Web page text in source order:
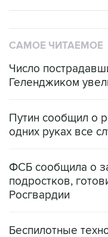
САМОЕ ЧИТАЕМОЕ
Число
Геленджиком
Путин сообщил о
одних руках все
ФСБ сообщила о
подростков,
Росгвардии
Беспилотные